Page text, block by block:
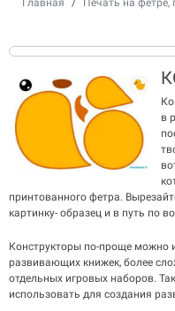
Главная / Печать на фетре,
в
принтованного фетра.
картинку- образец и в путь по
Конструкторы по-проще можно
развивающих книжек, более
отдельных игровых наборов.
использовать для создания